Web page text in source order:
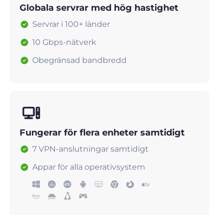
Globala servrar med hög hastighet
Servrar i 100+ länder
10 Gbps-nätverk
Obegränsad bandbredd
Fungerar för flera enheter samtidigt
7 VPN-anslutningar samtidigt
Appar för alla operativsystem